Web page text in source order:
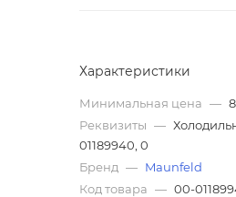
Характеристики
Минимальная цена —
Реквизиты —
01189940, 0
Бренд — Maunfeld
Код товара — 00-